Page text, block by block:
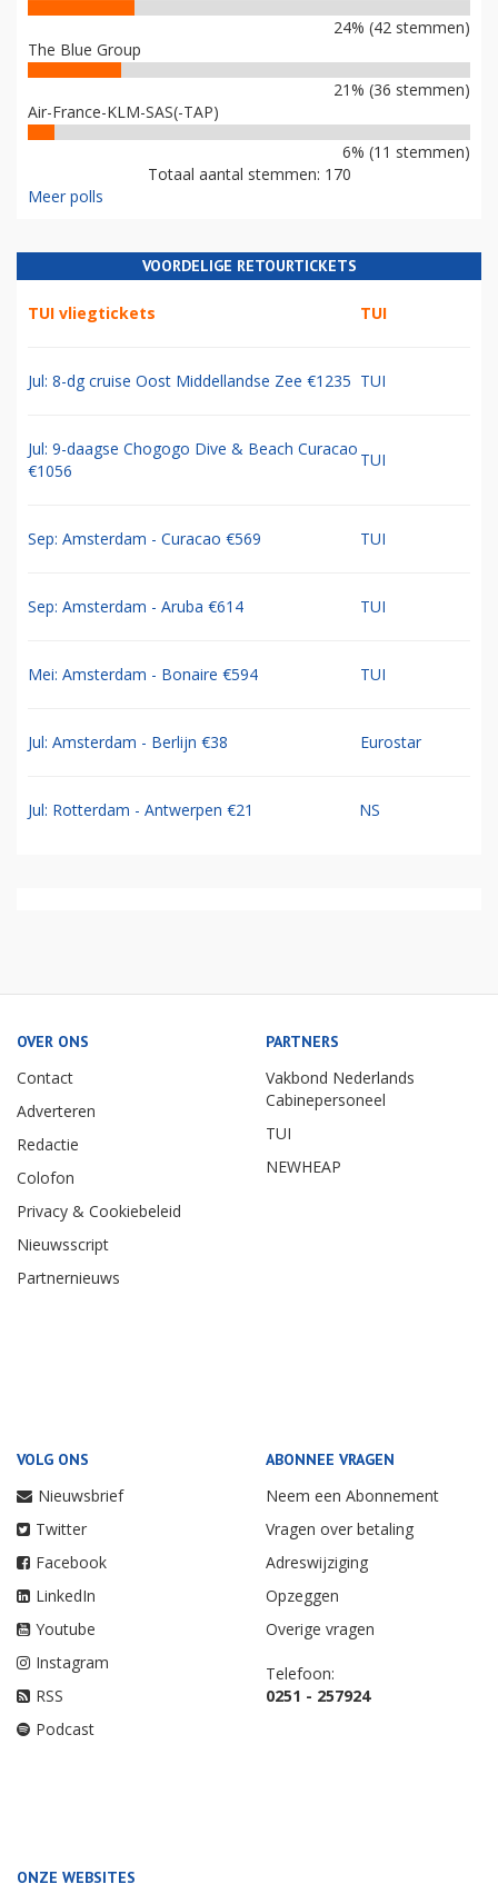
24% (42 stemmen)
The Blue Group
21% (36 stemmen)
Air-France-KLM-SAS(-TAP)
6% (11 stemmen)
Totaal aantal stemmen: 170
Meer polls
VOORDELIGE RETOURTICKETS
TUI vliegtickets TUI
Jul: 8-dg cruise Oost Middellandse Zee €1235 TUI
Jul: 9-daagse Chogogo Dive & Beach Curacao
€1056
TUI
Sep: Amsterdam - Curacao €569 TUI
Sep: Amsterdam - Aruba €614 TUI
Mei: Amsterdam - Bonaire €594 TUI
Jul: Amsterdam - Berlijn €38 Eurostar
Jul: Rotterdam - Antwerpen €21 NS
OVER ONS
Contact
Adverteren
Redactie
Colofon
Privacy & Cookiebeleid
Nieuwsscript
Partnernieuws
PARTNERS
Vakbond Nederlands
Cabinepersoneel
TUI
NEWHEAP
VOLG ONS
Nieuwsbrief
Twitter
Facebook
LinkedIn
Youtube
Instagram
RSS
Podcast
ABONNEE VRAGEN
Neem een Abonnement
Vragen over betaling
Adreswijziging
Opzeggen
Overige vragen
Telefoon:
0251 - 257924
ONZE WEBSITES